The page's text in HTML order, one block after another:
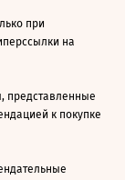
при
на
представленные
к покупке